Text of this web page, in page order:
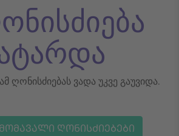
ღონისძიებას ვადა უკვე გაუვიდა.
ᲦᲝᲜᲘᲡᲫᲘᲔᲑᲔᲑᲘ